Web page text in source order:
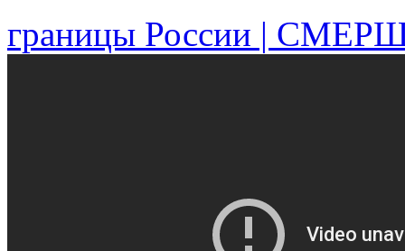
границы России |